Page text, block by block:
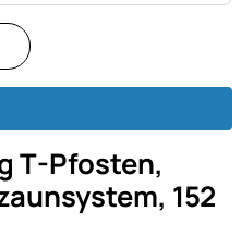
T-Pfosten,
152